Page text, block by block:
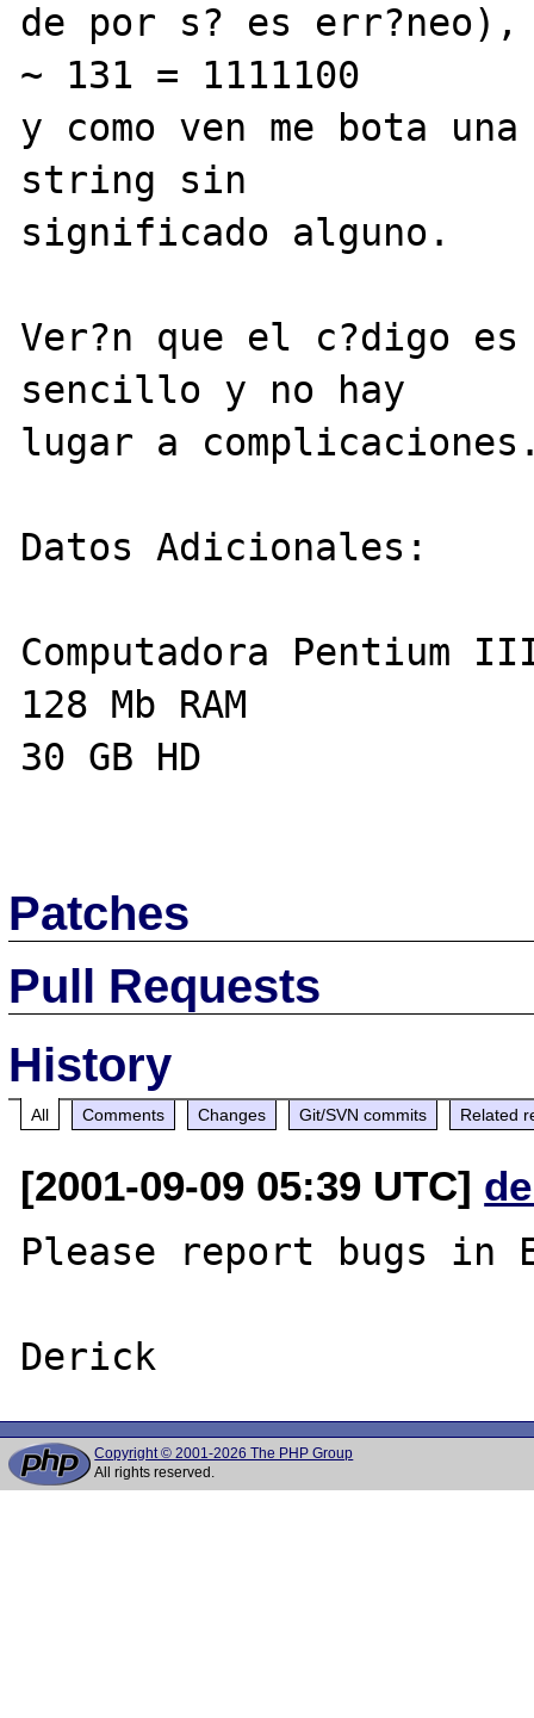
de por s? es
~ 131 = 1111100
y como ven me bota
string sin
significado alguno.
Ver?n que el c?digo es
sencillo y no hay
lugar a
Datos Adicionales:
Computadora Pentium III
128 Mb RAM
30 GB HD
Patches
Pull Requests
History
All Comments Changes Git/SVN commits Related
[2001-09-09 05:39 UTC]
Please report bugs in
Copyright © 2001-2026 The PHP Group
All rights reserved.